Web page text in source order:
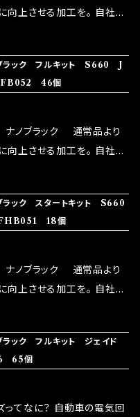
性UP） ・ターボ車のターボ
、タウンユースだけでなく、
ンでの実証実験の上、 製
す。
ューズ直販サイトと横浜に
になりますので宜しくお願
向上させる加工を。 自社比
イバーMAX織戸選手がテス
間を掛けて検証し、これは
には必ずプラスになりデメ
ラボ開発製品です。 購入先
ューズ直販サイトと横浜に
になりますので宜しくお願
ラック フルキット S660 J
46個
ノブラック 通常品より
向上させる加工を。 自社比
イバーMAX織戸選手がテス
間を掛けて検証し、これは
には必ずプラスになりデメ
ラボ開発製品です。 購入先
ューズ直販サイトと横浜に
になりますので宜しくお願
ラック スタートキット S660
18個
ノブラック 通常品より
向上させる加工を。 自社比
イバーMAX織戸選手がテス
間を掛けて検証し、これは
には必ずプラスになりデメ
ラボ開発製品です。 購入先
ラック フルキット ジェイド
65個
てなに？ 自動車の電気回